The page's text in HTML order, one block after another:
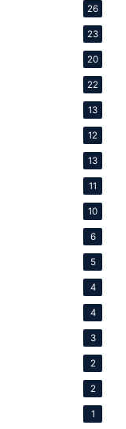
26
23
20
22
13
12
13
11
10
6
5
4
4
3
2
2
1